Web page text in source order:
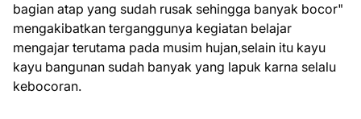
bagian atap yang sudah rusak sehingga banyak bocor"
mengakibatkan terganggunya kegiatan belajar
mengajar terutama pada musim hujan,selain itu kayu
kayu bangunan sudah banyak yang lapuk karna selalu
kebocoran.